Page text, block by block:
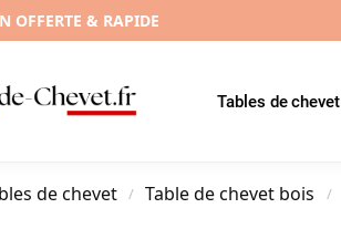
OFFERTE & RAPIDE
Tables de chevet
de chevet / Table de chevet bois /